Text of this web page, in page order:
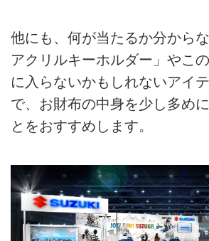
他にも、何が当たるか分から
アクリルキーホルダー」やこ
に入らないかもしれないアイ
で、お財布の中身を少し多め
とをおすすめします。